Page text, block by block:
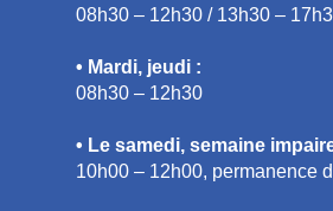
08h30 – 12h30 / 13h30 –
• Mardi, jeudi :
08h30 – 12h30
• Le samedi, semaine
10h00 – 12h00, permanence